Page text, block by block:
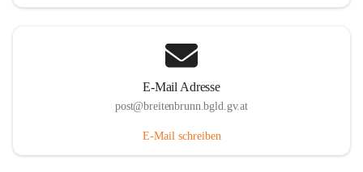
E-Mail Adresse
post@breitenbrunn.bgld.gv.at
E-Mail schreiben